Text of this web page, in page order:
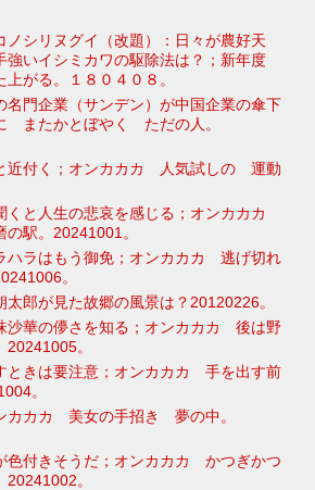
ノシリヌグイ（改題）：日々が農好天
強いイシミカワの駆除法は？；新年度
がる。１８０４０８。
名門企業（サンデン）が中国企業の傘下
またかとぼやく ただの人。
近付く；オンカカカ 人気試しの 運動
と人生の悲哀を感じる；オンカカカ
駅。20241001。
ハラはもう御免；オンカカカ 逃げ切れ
。
郎が見た故郷の風景は？20120226。
沙華の儚さを知る；オンカカカ 後は野
。
ときは要注意；オンカカカ 手を出す前
。
カカカ 美女の手招き 夢の中。
色付きそうだ；オンカカカ かつぎかつ
。